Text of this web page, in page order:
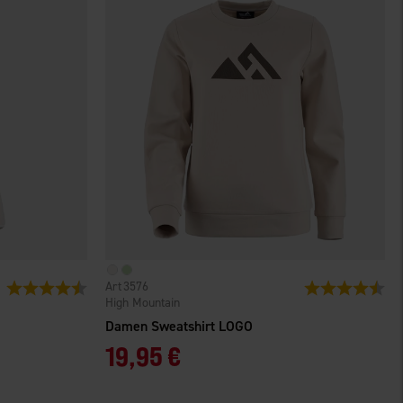
Bewertung: 4.6 von 5 Sternen
Damen Sweatshirt LOGO
High Mountain
3576
19,95 €
Bewertung: